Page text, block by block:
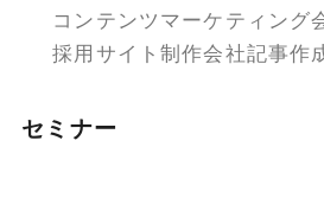
コンテンツマーケティング
採用サイト制作会社記事作
セミナー